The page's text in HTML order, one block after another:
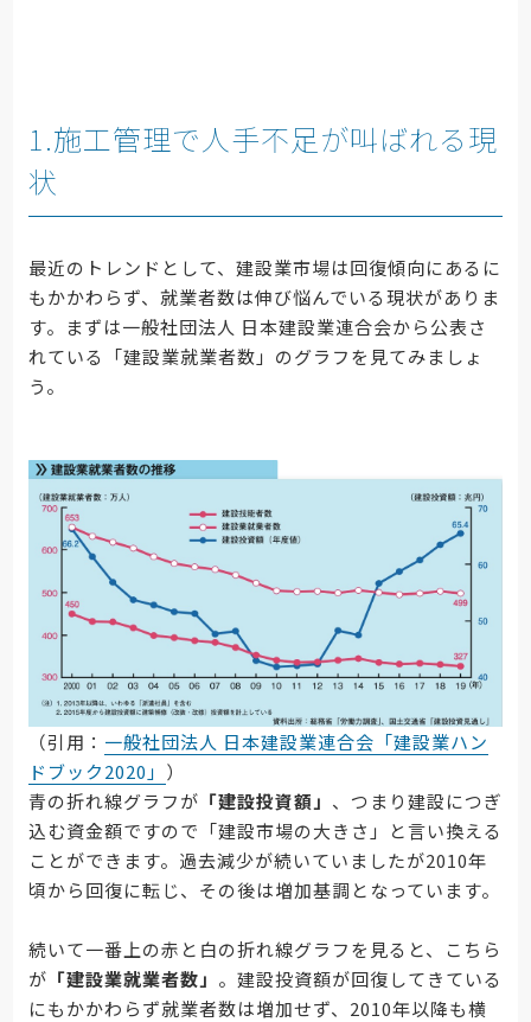
1.施工管理で人手不足が叫ばれる現
状
最近のトレンドとして、建設業市場は回復傾向にあるに
もかかわらず、就業者数は伸び悩んでいる現状がありま
す。まずは一般社団法人 日本建設業連合会から公表さ
れている「建設業就業者数」のグラフを見てみましょ
う。
（引用： 一般社団法人 日本建設業連合会「建設業ハン
ドブック2020」 ）
青の折れ線グラフが 「建設投資額」 、つまり建設につぎ
込む資金額ですので「建設市場の大きさ」と言い換える
ことができます。過去減少が続いていましたが2010年
頃から回復に転じ、その後は増加基調となっています。
続いて一番上の赤と白の折れ線グラフを見ると、こちら
が 「建設業就業者数」 。建設投資額が回復してきている
にもかかわらず就業者数は増加せず、2010年以降も横